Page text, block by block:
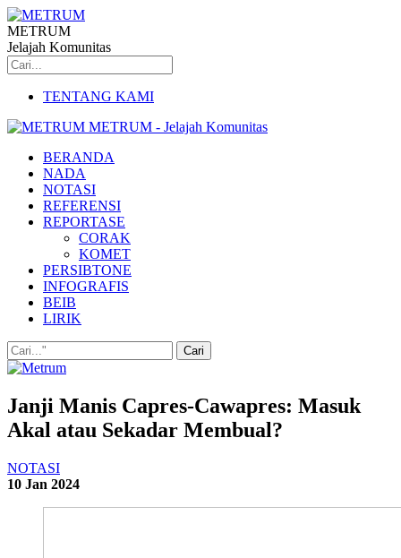
METRUM
Jelajah Komunitas
TENTANG KAMI
METRUM - Jelajah Komunitas
BERANDA
NADA
NOTASI
REFERENSI
REPORTASE
CORAK
KOMET
PERSIBTONE
INFOGRAFIS
BEIB
LIRIK
Janji Manis Capres-Cawapres: Masuk
Akal atau Sekadar Membual?
NOTASI
10 Jan 2024